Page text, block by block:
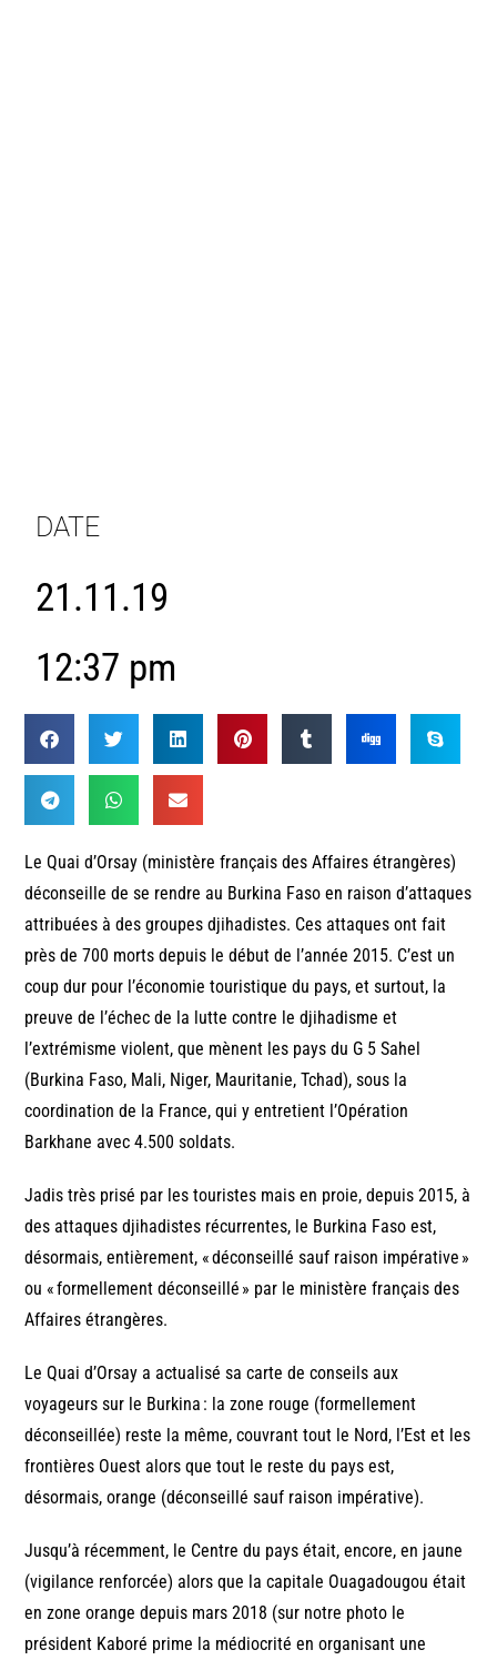
DATE
21.11.19
12:37 pm
Le Quai d’Orsay (ministère français des Affaires étrangères)
déconseille de se rendre au Burkina Faso en raison d’attaques
attribuées à des groupes djihadistes. Ces attaques ont fait
près de 700 morts depuis le début de l’année 2015. C’est un
coup dur pour l’économie touristique du pays, et surtout, la
preuve de l’échec de la lutte contre le djihadisme et
l’extrémisme violent, que mènent les pays du G 5 Sahel
(Burkina Faso, Mali, Niger, Mauritanie, Tchad), sous la
coordination de la France, qui y entretient l’Opération
Barkhane avec 4.500 soldats.
Jadis très prisé par les touristes mais en proie, depuis 2015, à
des attaques djihadistes récurrentes, le Burkina Faso est,
désormais, entièrement, « déconseillé sauf raison impérative »
ou « formellement déconseillé » par le ministère français des
Affaires étrangères.
Le Quai d’Orsay a actualisé sa carte de conseils aux
voyageurs sur le Burkina : la zone rouge (formellement
déconseillée) reste la même, couvrant tout le Nord, l’Est et les
frontières Ouest alors que tout le reste du pays est,
désormais, orange (déconseillé sauf raison impérative).
Jusqu’à récemment, le Centre du pays était, encore, en jaune
(vigilance renforcée) alors que la capitale Ouagadougou était
en zone orange depuis mars 2018 (sur notre photo le
président Kaboré prime la médiocrité en organisant une